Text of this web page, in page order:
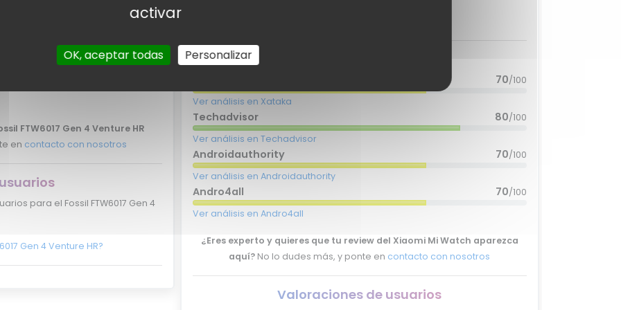
FTW6017 Gen 4 Venture HR
en contacto con nosotros
para el Fossil FTW6017 Gen 4
Gen 4 Venture HR?
70/100
Ver análisis en Xataka
Techadvisor 80/100
Ver análisis en Techadvisor
Androidauthority 70/100
Ver análisis en Androidauthority
Andro4all 70/100
Ver análisis en Andro4all
¿Eres experto y quieres que tu review del Xiaomi Mi Watch aparezca
aquí? No lo dudes más, y ponte en contacto con nosotros
Valoraciones de usuarios
activar
OK, aceptar todas Personalizar